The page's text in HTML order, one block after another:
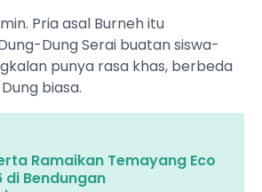
Pria asal Burneh itu
Dung Serai buatan siswa-
punya rasa khas, berbeda
biasa.
Ramaikan Temayang Eco
di Bendungan